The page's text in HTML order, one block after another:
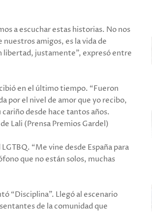
a escuchar estas historias. No nos
amigos, es la vida de
libertad, justamente”, expresó entre
en el último tiempo. “Fueron
por el nivel de amor que yo recibo,
desde hace tantos años.
Lali (Prensa Premios Gardel)
“Me vine desde España para
que no están solos, muchas
“Disciplina”. Llegó al escenario
de la comunidad que